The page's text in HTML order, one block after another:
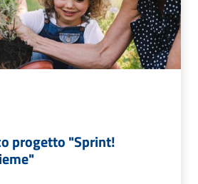
progetto "Sprint!